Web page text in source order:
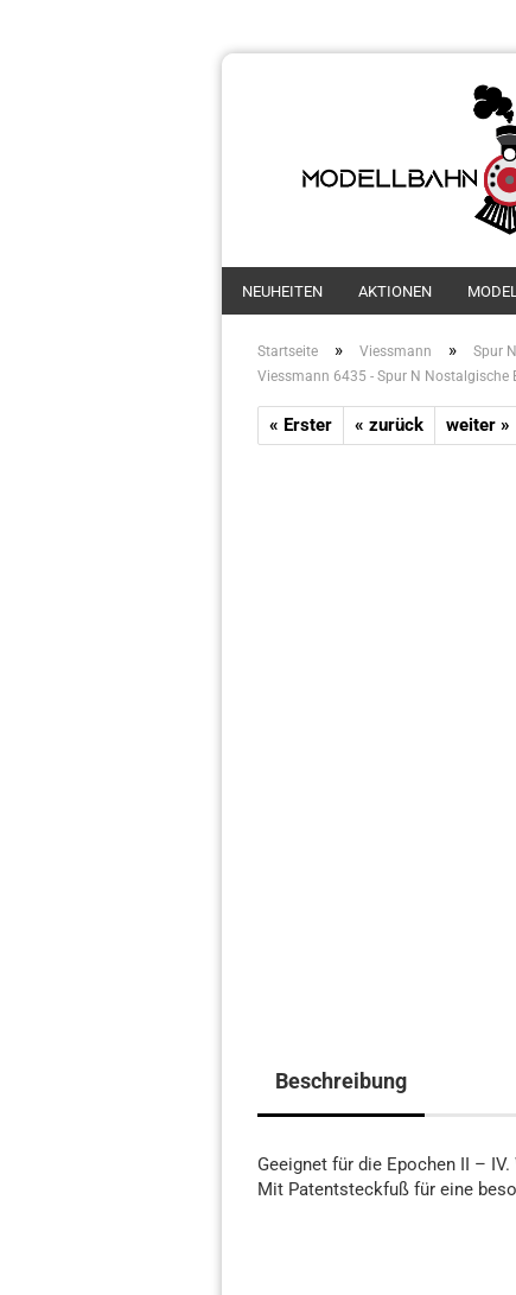
NEUHEITEN AKTIONEN
Startseite » Viessmann » Spur N
Viessmann 6435 - Spur N Nostalgische
« Erster « zurück weiter »
Beschreibung
Geeignet für die Epochen II –
Mit Patentsteckfuß für eine